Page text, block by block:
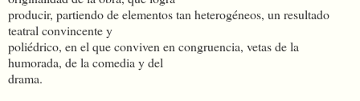
producir, partiendo de elementos tan heterogéneos, un resultado
teatral convincente y
poliédrico, en el que conviven en congruencia, vetas de la
humorada, de la comedia y del
drama.